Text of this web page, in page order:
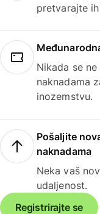
pretvarajte
Nikada se
naknadama
inozemstvu.
Pošaljite
naknadama
Neka vaš
udaljenost.
Registrirajte se